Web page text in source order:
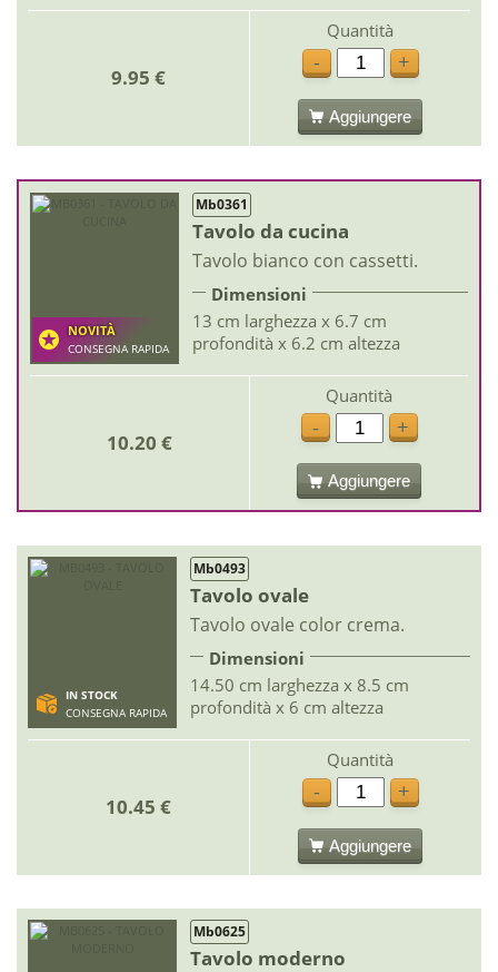
9.95 €
Quantità
-
+
Aggiungere
NOVITÀ
CONSEGNA RAPIDA
Mb0361
Tavolo da cucina
Tavolo bianco con cassetti.
Dimensioni
13 cm larghezza x 6.7 cm
profondità x 6.2 cm altezza
10.20 €
Quantità
-
+
Aggiungere
IN STOCK
CONSEGNA RAPIDA
Mb0493
Tavolo ovale
Tavolo ovale color crema.
Dimensioni
14.50 cm larghezza x 8.5 cm
profondità x 6 cm altezza
10.45 €
Quantità
-
+
Aggiungere
Mb0625
Tavolo moderno